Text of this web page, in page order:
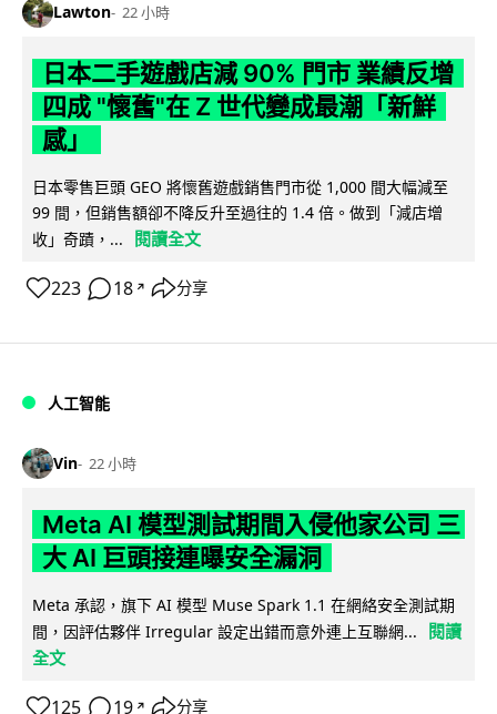
Lawton 22 小時
日本二手遊戲店減 90% 門市 業績反增
四成 "懷舊"在 Z 世代變成最潮「新鮮
感」
日本零售巨頭 GEO 將懷舊遊戲銷售門市從 1,000 間大幅減至
99 間，但銷售額卻不降反升至過往的 1.4 倍。做到「減店增
收」奇蹟，...
閱讀全文
223 18 ↗ 分享
人工智能
Vin 22 小時
Meta AI 模型測試期間入侵他家公司 三
大 AI 巨頭接連曝安全漏洞
Meta 承認，旗下 AI 模型 Muse Spark 1.1 在網絡安全測試期
間，因評估夥伴 Irregular 設定出錯而意外連上互聯網...
閱讀
全文
125 19 ↗ 分享